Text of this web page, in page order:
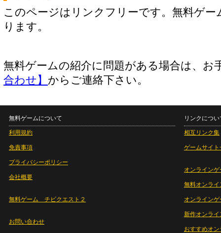
このページはリンクフリーです。無料ゲー
ります。
無料ゲームの紹介に問題がある場合は、お
合わせ】 からご連絡下さい。
無料ゲームについて
利用規約
免責事項
プライバシーポリシー
会社概要
無料ゲーム チビクエスト２
お問い合わせ
リンクについ
相互リンク集
ゲームサイト
オンラインゲ
無料オンライ
オンライン
新作オンライ
おすすめオ